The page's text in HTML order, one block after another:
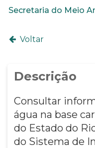
Secretaria do Meio
Voltar
Descrição
Consultar
água na base
do Estado do
do Sistema de